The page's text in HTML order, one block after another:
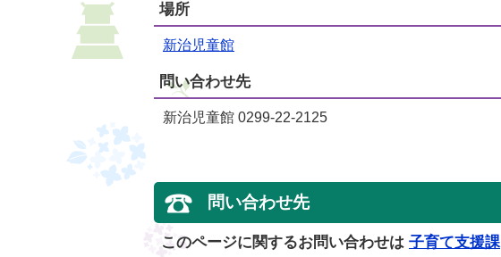
場所
新治児童館
問い合わせ先
新治児童館 0299-22-2125
問い合わせ先
このページに関するお問い合わせは 子育て支援課